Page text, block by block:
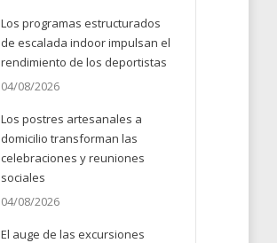
Los programas estructurados
de escalada indoor impulsan el
rendimiento de los deportistas
04/08/2026
Los postres artesanales a
domicilio transforman las
celebraciones y reuniones
sociales
04/08/2026
El auge de las excursiones